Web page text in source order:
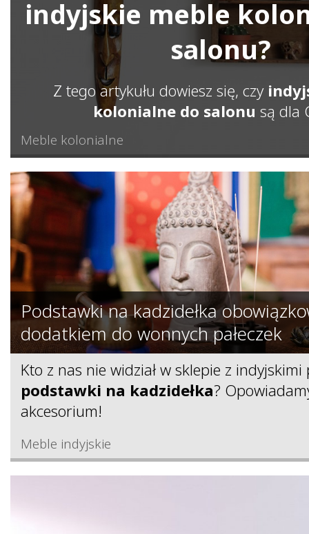
indyjskie meble
salonu?
Z tego artykułu dowiesz się, czy
kolonialne do salonu są dla
Meble kolonialne
Podstawki na kadzidełka
dodatkiem do wonnych pałeczek
Kto z nas nie widział w sklepie z
podstawki na kadzidełka?
akcesorium!
Meble indyjskie